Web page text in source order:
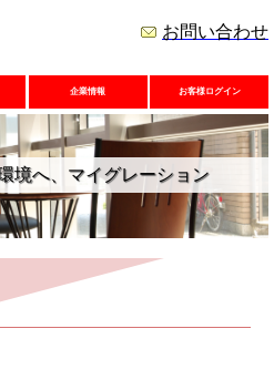
お問い合わせ
企業情報 お客様ログイン
境へ、マイグレーション